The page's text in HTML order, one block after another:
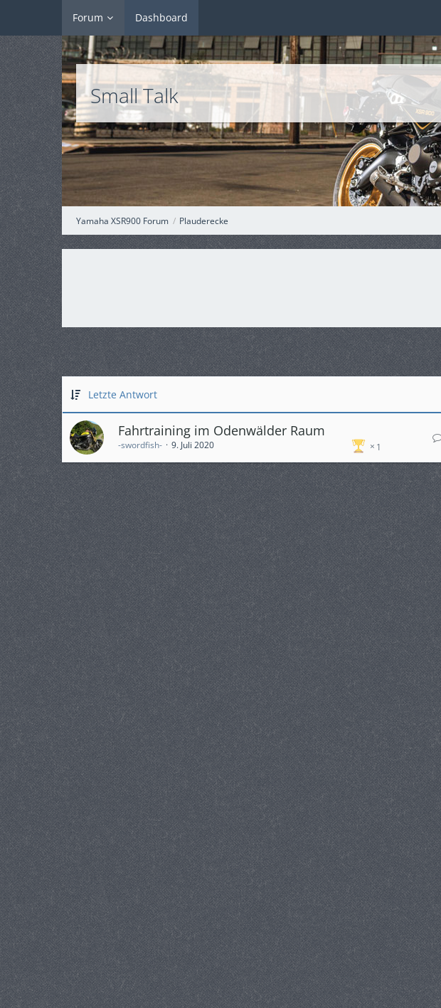
Forum Dashboard
Yamaha XSR900 Forum Plauderecke
Small Talk
Letzte Antwort
Fahrtraining im Odenwälder Raum
1
-swordfish- 9. Juli 2020